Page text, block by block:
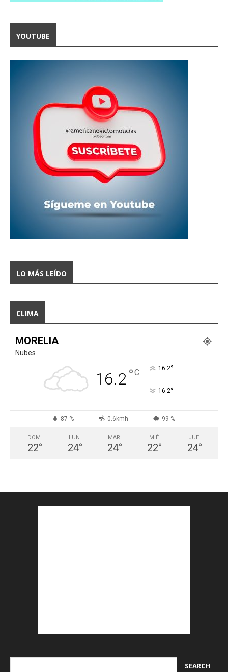
YOUTUBE
LO MÁS LEÍDO
CLIMA
MORELIA
Nubes
16.2°C 16.2°
16.2°
87 % 0.6kmh 99 %
DOM
22°
LUN
24°
MAR
24°
MIÉ
22°
JUE
24°